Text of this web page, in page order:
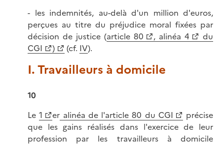
- les indemnités, au-delà d'un million d'euros,
perçues au titre du préjudice moral fixées par
décision de justice (article 80 , alinéa 4
du
CGI
) (cf. IV).
I. Travailleurs à domicile
10
Le1 er alinéa de l'article 80 du CGI
précise
que les gains réalisés dans l'exercice de leur
profession par les travailleurs à domicile